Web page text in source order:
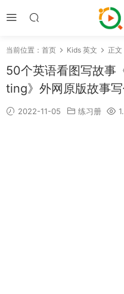
当前位置： 首页 Kids 英文 正文
50个英语看图写故
ting》外网原版故事
2022-11-05 练习册